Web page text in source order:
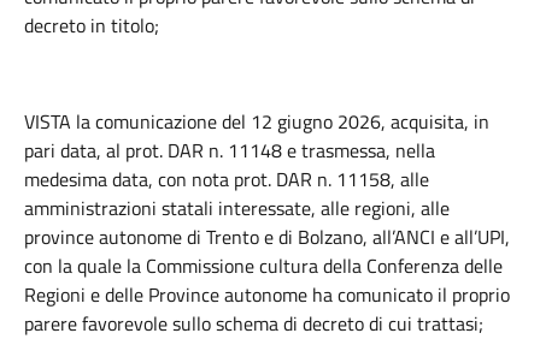
decreto in titolo;
VISTA la comunicazione del 12 giugno 2026, acquisita, in
pari data, al prot. DAR n. 11148 e trasmessa, nella
medesima data, con nota prot. DAR n. 11158, alle
amministrazioni statali interessate, alle regioni, alle
province autonome di Trento e di Bolzano, all’ANCI e all’UPI,
con la quale la Commissione cultura della Conferenza delle
Regioni e delle Province autonome ha comunicato il proprio
parere favorevole sullo schema di decreto di cui trattasi;